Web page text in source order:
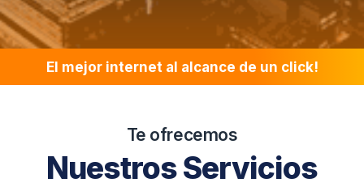
El mejor internet al alcance de un click!
Te ofrecemos
Nuestros Servicios